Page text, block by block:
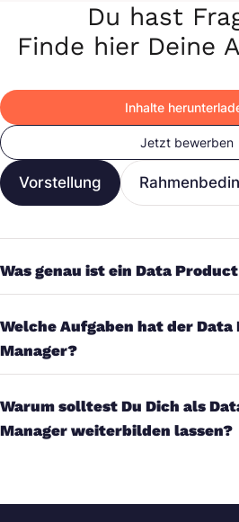
Du hast
Finde hier Deine
Inhalte
Jetzt bewerben
Vorstellung
Was genau ist ein Data
Welche Aufgaben hat der
Manager?
Warum solltest Du Dich als
Manager weiterbilden lassen?